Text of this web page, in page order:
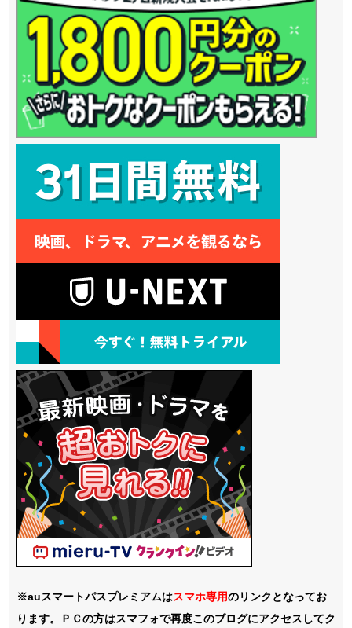
※auスマートパスプレミアムはスマホ専用のリンクとなってお
ります。ＰＣの方はスマフォで再度このブログにアクセスしてク